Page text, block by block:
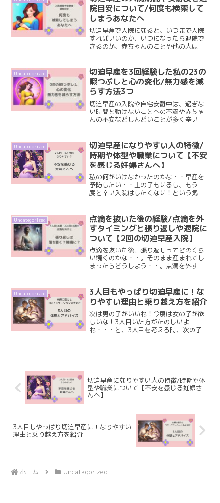
るのはイヤと思い、...
院目安について/何度も検索して
しまうあなたへ
切迫早産で入院になると、いつまで入院
すればいいのか、いつになったら退院で
きるのか、赤ちゃんのことや他の人はど
れぞれです。私も1人目、2人目と切迫早
産で入院した経験があり...
Uncategorized
切迫早産を3回経験した私の23の
暇つぶしと心の変化/無力感を減
らす方法3つ
切迫早産の入院や自宅安静中は、過ぎな
い時間と動けないことへの不満や赤ちゃ
んの不安などしんどいことが多く辛いで
くなります。私も1人目、2人目、3人目
ともに切迫早産で長期間...
Uncategorized
切迫早産になりやすい人の特徴/
時期や体型や職業について【不安
を感じる妊婦さんへ】
私の何がいけなかったのかな・・早産を
予防したい・・上の子もいるし、もう二
度と辛い入院はしたくない！という気持
も初めての切迫早産の診断で主治医から
入院の指示を受けたと同時...
Uncategorized
点滴を抜いた後の経験/点滴を外
すタイミングと張り返しや退院に
ついて【2回の切迫早産入院】
点滴を抜いた後、張り返しってどのくら
い続くのかな・・。そのまま産まれてし
まったらどうしよう・・。点滴を外すタ
っているのではないでしょうか？37週の
正期産が近づくと、点滴...
Uncategorized
3人目もやっぱり切迫早産に！な
りやすい理由と乗り越え方を紹介
次は男の子がいいね！今度は女の子が欲
しいな！3人目いた方がたのしいよ
ね・・・と、3人目を考える時、次の子は
切迫早産になりやすい人の特徴/時期や体
型や職業について【不安を感じる妊婦さ
んへ】
3人目もやっぱり切迫早産に！なりやすい
理由と乗り越え方を紹介
ホーム Uncategorized